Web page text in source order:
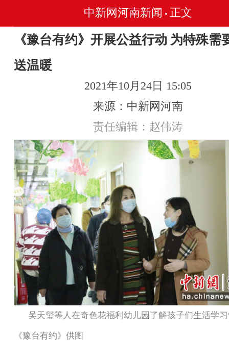
中新网河南新闻 • 正文
《豫台有约》开展公益行动 为特殊需
送温暖
2021年10月24日 15:05
来源：中新网河南
责任编辑：赵伟涛
吴天玺等人在奇色花福利幼儿园了解孩子们生活学
《豫台有约》供图